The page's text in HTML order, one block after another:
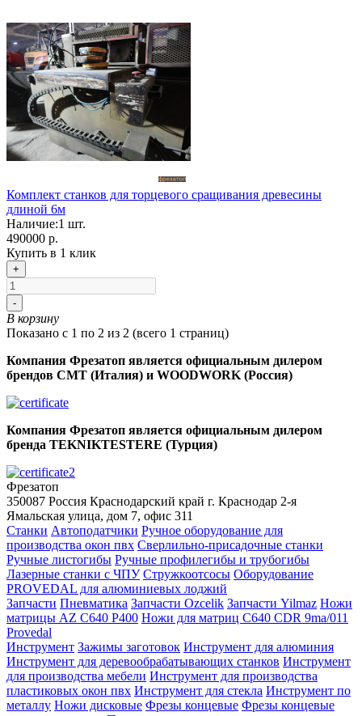
Комплект станков для торцевого сращивания древесины
длиной 6м
Наличие:1 шт.
490000 р.
Купить в 1 клик
+
-
В корзину
Показано с 1 по 2 из 2 (всего 1 страниц)
Компания Фрезатоп является официальным дилером
брендов CMT (Италия) и WOODWORK (Россия)
Компания Фрезатоп является официальным дилером
бренда TEKNIKTESTERE (Турция)
Фрезатоп
350087 Россия Краснодарский край г. Краснодар 2-я
Ямальская улица, дом 7, офис 311
Станки Автоподатчики Ручное оборудование для
производства окон пвх Сверлильно-присадочные станки
Ручные листогибы Ручные профилегибы и трубогибы
Лазерные станки с ЧПУ Стружкоотсосы Оборудование
PROVEDAL для алюминиевых лоджий
Запчасти Пневматика Запчасти Ozcelik Запчасти Yilmaz Ножи
матрицы AZ C640 P400 Ножи для матриц C640 CDR 9ma/011
Provedal
Инструмент Зажимы заготовок Инструмент для алюминия
Инструмент для деревообрабатывающих станков Инструмент
для производства мебели Инструмент для производства
пластиковых окон пвх Инструмент для стекла Инструмент по
металлу Ножи дисковые Фрезы концевые Фрезы концевые